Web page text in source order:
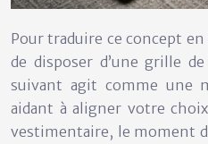
Pour traduire ce concept
de disposer d’une grille
suivant agit comme une
aidant à aligner votre choix
vestimentaire, le moment